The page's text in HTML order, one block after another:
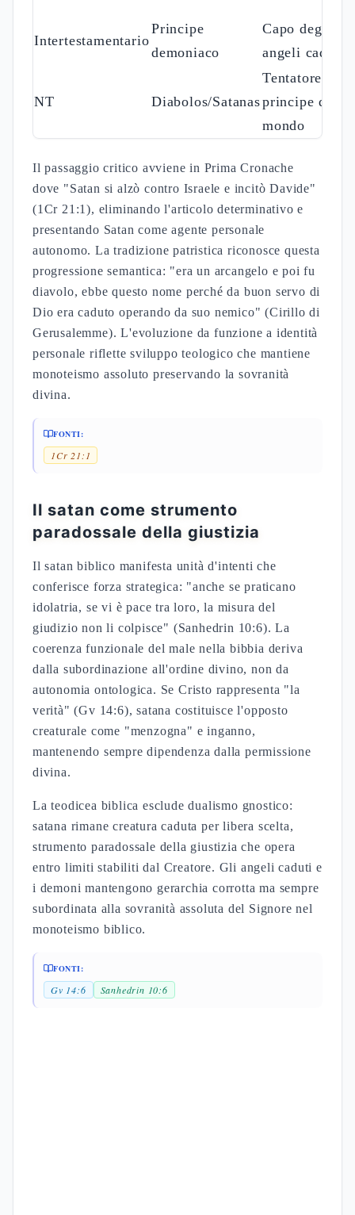
Intertestamentario
Principe
demoniaco
Capo degli
angeli caduti
NT Diabolos/Satanas
Tentatore,
principe del
mondo
Il passaggio critico avviene in Prima Cronache
dove "Satan si alzò contro Israele e incitò Davide"
(1Cr 21:1), eliminando l'articolo determinativo e
presentando Satan come agente personale
autonomo. La tradizione patristica riconosce questa
progressione semantica: "era un arcangelo e poi fu
diavolo, ebbe questo nome perché da buon servo di
Dio era caduto operando da suo nemico" (Cirillo di
Gerusalemme). L'evoluzione da funzione a identità
personale riflette sviluppo teologico che mantiene
monoteismo assoluto preservando la sovranità
divina.
FONTI:
1Cr 21:1
Il satan come strumento
paradossale della giustizia
Il satan biblico manifesta unità d'intenti che
conferisce forza strategica: "anche se praticano
idolatria, se vi è pace tra loro, la misura del
giudizio non li colpisce" (Sanhedrin 10:6). La
coerenza funzionale del male nella bibbia deriva
dalla subordinazione all'ordine divino, non da
autonomia ontologica. Se Cristo rappresenta "la
verità" (Gv 14:6), satana costituisce l'opposto
creaturale come "menzogna" e inganno,
mantenendo sempre dipendenza dalla permissione
divina.
La teodicea biblica esclude dualismo gnostico:
satana rimane creatura caduta per libera scelta,
strumento paradossale della giustizia che opera
entro limiti stabiliti dal Creatore. Gli angeli caduti e
i demoni mantengono gerarchia corrotta ma sempre
subordinata alla sovranità assoluta del Signore nel
monoteismo biblico.
FONTI:
Gv 14:6 Sanhedrin 10:6